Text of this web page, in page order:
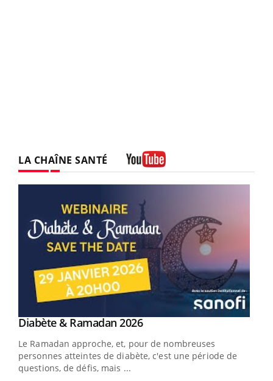
LA CHAÎNE SANTÉ
Youtube
Diabète & Ramadan 2026Youtube
Le Ramadan approche, et, pour de nombreuses
personnes atteintes de diabète, c'est une période de
questions, de défis, mais ...
Youtube
Un « jumeau numérique » pour faciliter l’accès
Un établissement lié à un groupe mutualiste innove en
matière de bilan de santé : l'utilisation d'un « jumeau